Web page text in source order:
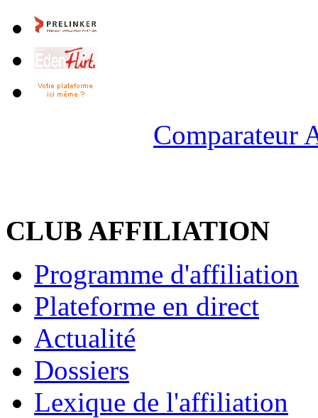
Comparateur
CLUB AFFILIATION
Programme d'affiliation
Plateforme en direct
Actualité
Dossiers
Lexique de l'affiliation